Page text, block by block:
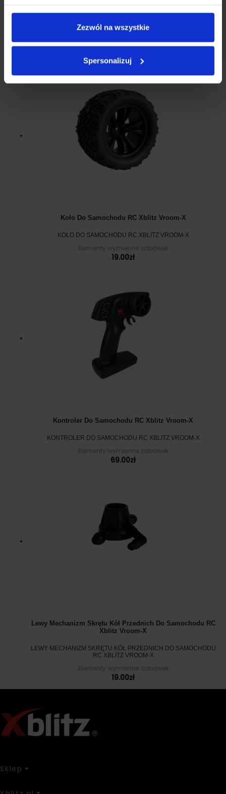
Zezwól na wszystkie
Spersonalizuj
Drążek Kierowniczy Do Samochodu RC Xblitz Vroom-X
DRĄŻEK KIEROWNICZY DO SAMOCHODU RC XBLITZ VROOM-X
Elementy wymienne zabawek
Koło Do Samochodu RC Xblitz Vroom-X
KOŁO DO SAMOCHODU RC XBLITZ VROOM-X
Elementy wymienne zabawek
19.00zł
Kontroler Do Samochodu RC Xblitz Vroom-X
KONTROLER DO SAMOCHODU RC XBLITZ VROOM-X
Elementy wymienne zabawek
69.00zł
Lewy Mechanizm Skrętu Kół Przednich Do Samochodu RC
Xblitz Vroom-X
LEWY MECHANIZM SKRĘTU KÓŁ PRZEDNICH DO SAMOCHODU
RC XBLITZ VROOM-X
Elementy wymienne zabawek
19.00zł
Sklep